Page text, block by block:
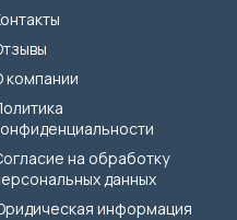
компании
на обработку
данных
информация